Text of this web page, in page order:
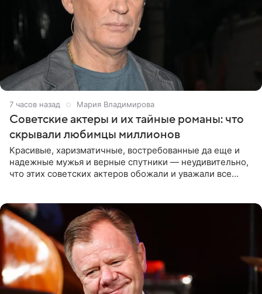
7 часов назад Мария Владимирова
Советские актеры и их тайные романы: что
скрывали любимцы миллионов
Красивые, харизматичные, востребованные да еще и
надежные мужья и верные спутники — неудивительно,
что этих советских актеров обожали и уважали все